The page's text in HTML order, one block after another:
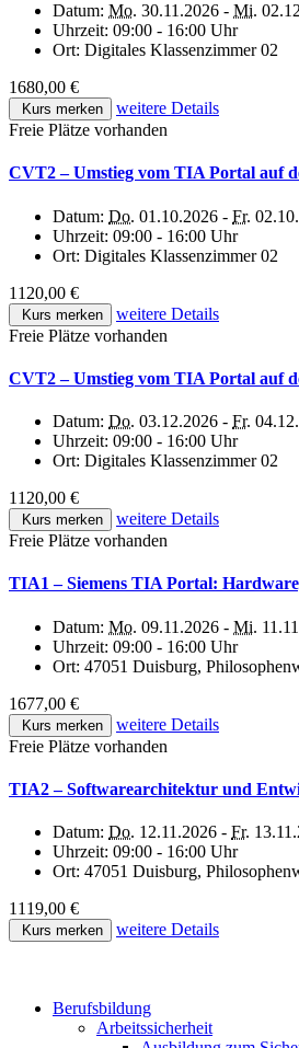
Datum: Mo. 30.11.2026 - Mi.
Uhrzeit: 09:00 - 16:00 Uhr
Ort: Digitales Klassenzimmer 02
1680,00 €
Kurs merken
weitere Details
Freie Plätze vorhanden
CVT2 – Umstieg vom TIA Portal auf
Datum: Do. 01.10.2026 - Fr.
Uhrzeit: 09:00 - 16:00 Uhr
Ort: Digitales Klassenzimmer 02
1120,00 €
Kurs merken
weitere Details
Freie Plätze vorhanden
CVT2 – Umstieg vom TIA Portal auf
Datum: Do. 03.12.2026 - Fr.
Uhrzeit: 09:00 - 16:00 Uhr
Ort: Digitales Klassenzimmer 02
1120,00 €
Kurs merken
weitere Details
Freie Plätze vorhanden
TIA1 – Siemens TIA Portal:
Datum: Mo. 09.11.2026 - Mi.
Uhrzeit: 09:00 - 16:00 Uhr
Ort: 47051 Duisburg,
1677,00 €
Kurs merken
weitere Details
Freie Plätze vorhanden
TIA2 – Softwarearchitektur und
Datum: Do. 12.11.2026 - Fr.
Uhrzeit: 09:00 - 16:00 Uhr
Ort: 47051 Duisburg,
1119,00 €
Kurs merken weitere Details
Berufsbildung
Arbeitssicherheit